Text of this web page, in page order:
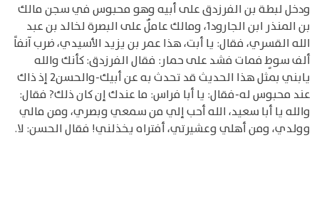
ودخل لبطة بن الفرزدق على أبيه وهو محبوس في سجن مالك
بن المنذر ابن الجارود1، ومالك عاملٌ على البصرة لخالد بن عبد
الله القسري، فقال: يا أبت، هذا عمر بن يزيد الأسيدي، ضرب آنفاً
ألف سوطٍ فمات فشد على حمار: فقال الفرزدق: كأنك والله
يابني بمثل هذا الحديث قد تحدث به عن أبيك-والحسن2 إذ ذاك
عند محبوس له-فقال: يا أبا فراس: ما عندك إن كان ذلك? فقال:
والله يا أبا سعيد، الله أحب إلي من سمعي وبصري، ومن مالي
وولدي، ومن أهلي وعشيرتي، أفتراه يخذلني! فقال الحسن: لا.